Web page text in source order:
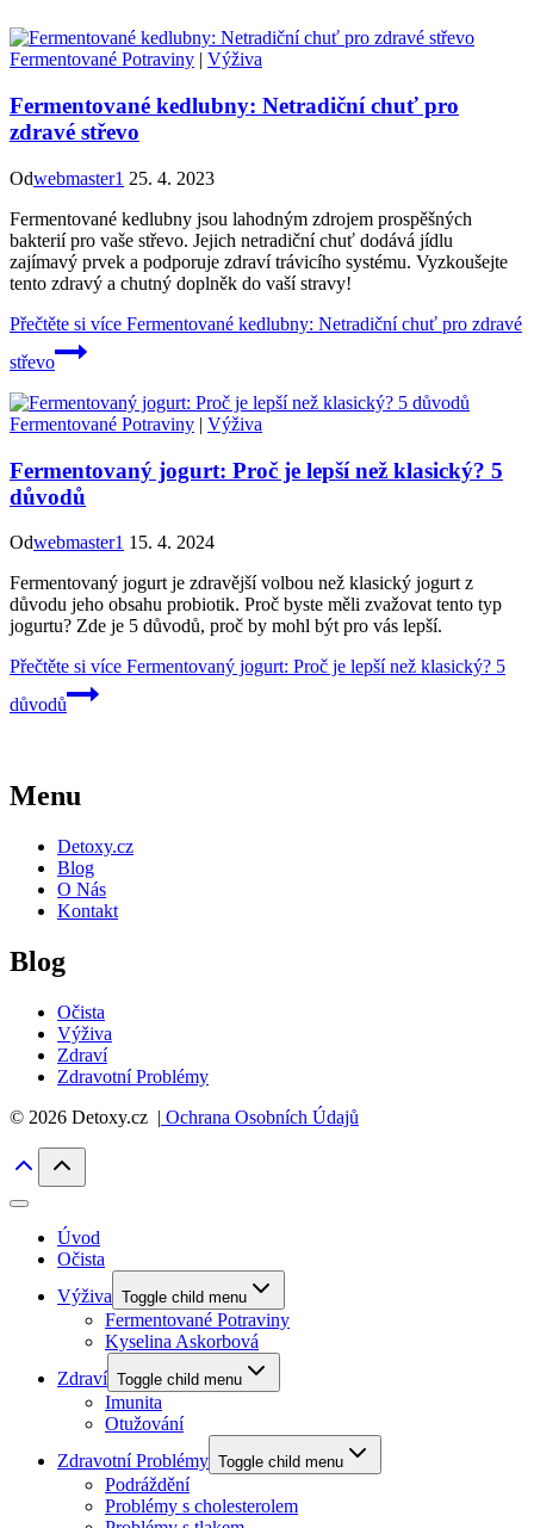
Fermentované Potraviny | Výživa
Fermentované kedlubny: Netradiční chuť pro
zdravé střevo
Odwebmaster1 25. 4. 2023
Fermentované kedlubny jsou lahodným zdrojem prospěšných
bakterií pro vaše střevo. Jejich netradiční chuť dodává jídlu
zajímavý prvek a podporuje zdraví trávicího systému. Vyzkoušejte
tento zdravý a chutný doplněk do vaší stravy!
Přečtěte si více Fermentované kedlubny: Netradiční chuť pro zdravé
střevo
Fermentované Potraviny | Výživa
Fermentovaný jogurt: Proč je lepší než klasický? 5
důvodů
Odwebmaster1 15. 4. 2024
Fermentovaný jogurt je zdravější volbou než klasický jogurt z
důvodu jeho obsahu probiotik. Proč byste měli zvažovat tento typ
jogurtu? Zde je 5 důvodů, proč by mohl být pro vás lepší.
Přečtěte si více Fermentovaný jogurt: Proč je lepší než klasický? 5
důvodů
Menu
Detoxy.cz
Blog
O Nás
Kontakt
Blog
Očista
Výživa
Zdraví
Zdravotní Problémy
© 2026 Detoxy.cz | Ochrana Osobních Údajů
Úvod
Očista
Výživa Toggle child menu
Fermentované Potraviny
Kyselina Askorbová
Zdraví Toggle child menu
Imunita
Otužování
Zdravotní Problémy Toggle child menu
Podráždění
Problémy s cholesterolem